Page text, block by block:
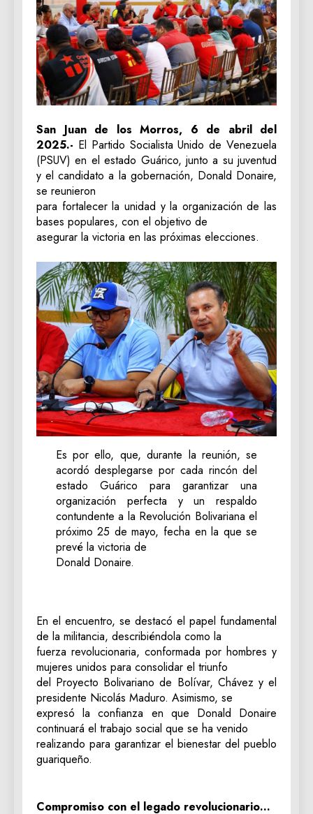
‎San Juan de los Morros, 6 de abril del
2025.- El Partido Socialista Unido de Venezuela
(PSUV) en el estado Guárico, junto a su juventud
y el candidato a la gobernación, Donald Donaire,
se reunieron
para fortalecer la unidad y la organización de las
bases populares, con el objetivo de
asegurar la victoria en las próximas elecciones.
Es por ello, que, durante la reunión, se
acordó desplegarse por cada rincón del
estado Guárico para garantizar una
organización perfecta y un respaldo
contundente a la Revolución Bolivariana el
próximo 25 de mayo, fecha en la que se
prevé la victoria de
Donald Donaire.
‎‎En el encuentro, se destacó el papel fundamental
de la militancia, describiéndola como la
fuerza revolucionaria, conformada por hombres y
mujeres unidos para consolidar el triunfo
del Proyecto Bolivariano de Bolívar, Chávez y el
presidente Nicolás Maduro. Asimismo, se
expresó la confianza en que Donald Donaire
continuará el trabajo social que se ha venido
realizando para garantizar el bienestar del pueblo
guariqueño.
‎‎Compromiso con el legado revolucionario…